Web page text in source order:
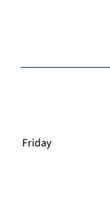
Friday